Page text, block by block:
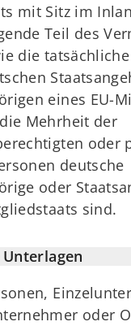
mit Sitz im
Teil des
die
eines EU-
Mehrheit der
oder
deutsche
oder
sind.
oder